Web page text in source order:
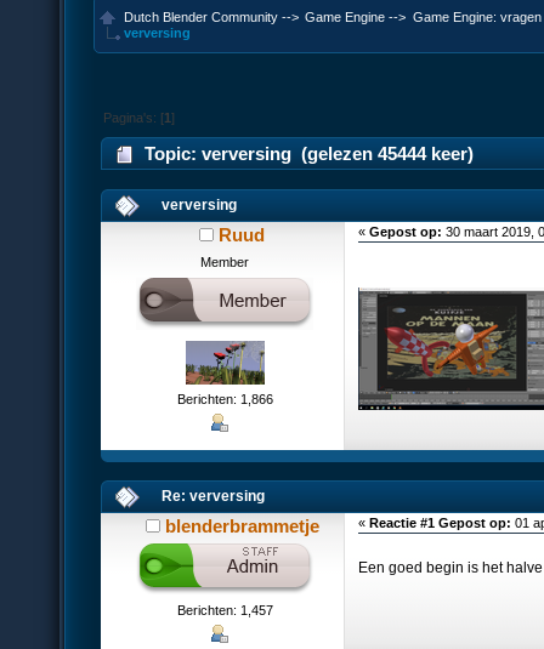
Dutch Blender Community --> Game Engine --> Game Engine:
verversing
Pagina's: [1]
Topic: verversing (gelezen 45444 keer)
verversing
Ruud
Member
Berichten: 1,866
«Gepost op: 30 maart 2019,
Re: verversing
blenderbrammetje
Berichten: 1,457
«Reactie #1 Gepost op: 01
Een goed begin is het